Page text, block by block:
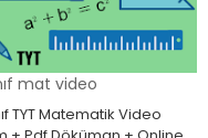
mat video
TYT Matematik Video